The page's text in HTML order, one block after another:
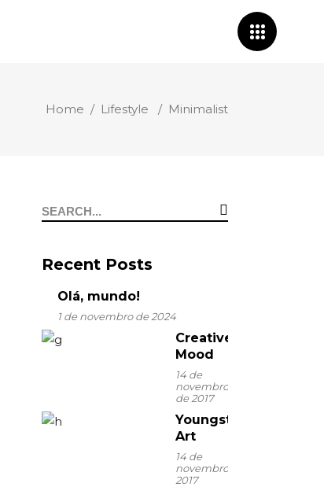
Home / Lifestyle / Minimalist
Search
Recent Posts
Olá, mundo!
1 de novembro de 2024
Creative
Mood
14 de
novembro
de 2017
Youngster
Art
14 de
novembro de
2017